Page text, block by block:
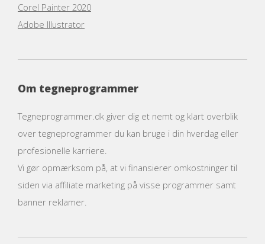
Corel Painter 2020
Adobe Illustrator
Om tegneprogrammer
Tegneprogrammer.dk giver dig et nemt og klart overblik
over tegneprogrammer du kan bruge i din hverdag eller
profesionelle karriere.
Vi gør opmærksom på, at vi finansierer omkostninger til
siden via affiliate marketing på visse programmer samt
banner reklamer.